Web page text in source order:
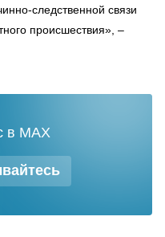
следственной связи
происшествия», –
в MAX